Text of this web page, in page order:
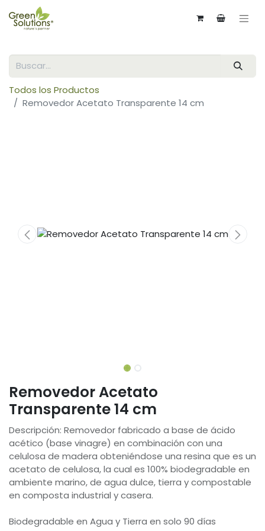
Todos los Productos
Removedor Acetato Transparente 14 cm
Removedor Acetato
Transparente 14 cm
Descripción: Removedor fabricado a base de ácido
acético (base vinagre) en combinación con una
celulosa de madera obteniéndose una resina que es un
acetato de celulosa, la cual es 100% biodegradable en
ambiente marino, de agua dulce, tierra y compostable
en composta industrial y casera.
Biodegradable en Agua y Tierra en solo 90 días